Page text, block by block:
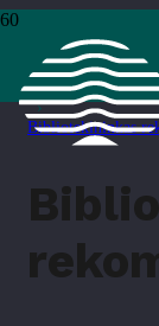
Pradžia
›
Kaip pasiskolinti
›
Bibliotekininkas